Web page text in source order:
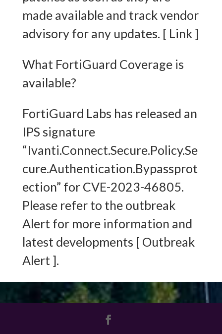
made available and track vendor
advisory for any updates. [ Link ]
What FortiGuard Coverage is
available?
FortiGuard Labs has released an
IPS signature
“Ivanti.Connect.Secure.Policy.Se
cure.Authentication.Bypassprot
ection” for CVE-2023-46805.
Please refer to the outbreak
Alert for more information and
latest developments [ Outbreak
Alert ].